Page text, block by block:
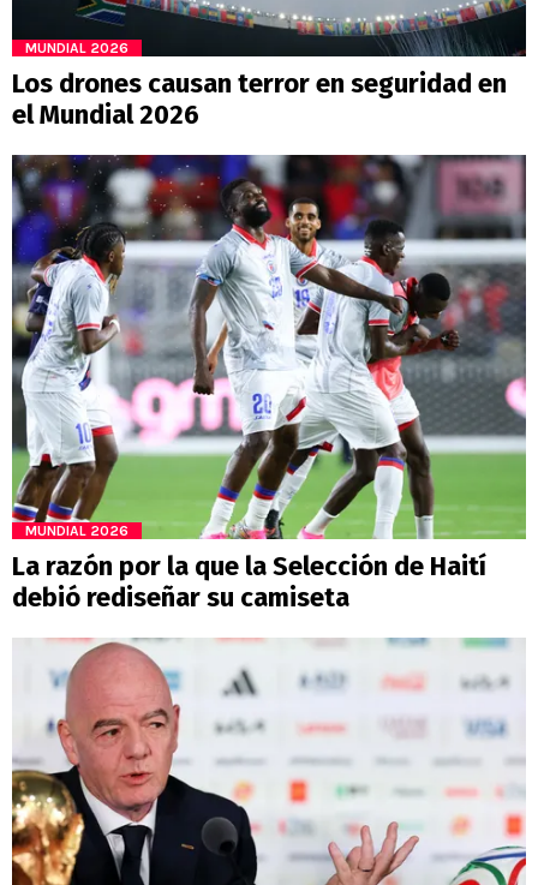
MUNDIAL 2026
Los drones causan terror en seguridad en
el Mundial 2026
MUNDIAL 2026
La razón por la que la Selección de Haití
debió rediseñar su camiseta